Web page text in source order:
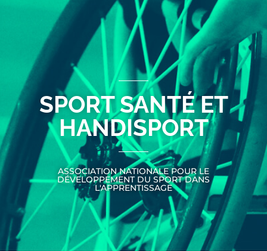
SPORT SANTÉ ET
HANDISPORT
ASSOCIATION NATIONALE POUR LE
DÉVELOPPEMENT DU SPORT DANS
L'APPRENTISSAGE